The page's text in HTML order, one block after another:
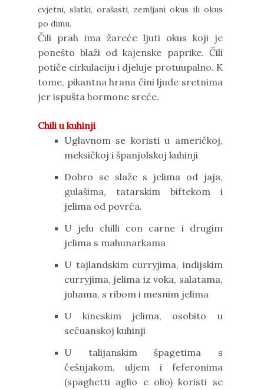
cvjetni, slatki, orašasti, zemljani okus ili okus
po dimu.
Čili prah ima žareće ljuti okus koji je
ponešto blaži od kajenske paprike. Čili
potiče cirkulaciju i djeluje protuupalno. K
tome, pikantna hrana čini ljude sretnima
jer ispušta hormone sreće.
Chili u kuhinji
Uglavnom se koristi u američkoj,
meksičkoj i španjolskoj kuhinji
Dobro se slaže s jelima od jaja,
gulašima, tatarskim biftekom i
jelima od povrća.
U jelu chilli con carne i drugim
jelima s mahunarkama
U tajlandskim curryjima, indijskim
curryjima, jelima iz voka, salatama,
juhama, s ribom i mesnim jelima
U kineskim jelima, osobito u
sečuanskoj kuhinji
U talijanskim špagetima s
češnjakom, uljem i feferonima
(spaghetti aglio e olio) koristi se